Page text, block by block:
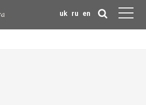
uk ru en